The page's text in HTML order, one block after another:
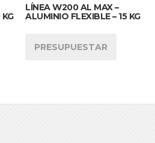
LÍNEA W200 AL MAX –
ALUMINIO FLEXIBLE – 15 KG
PRESUPUESTAR